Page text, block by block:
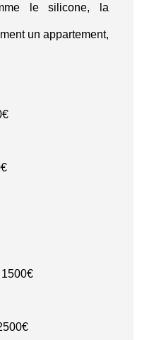
le silicone, la
un appartement,